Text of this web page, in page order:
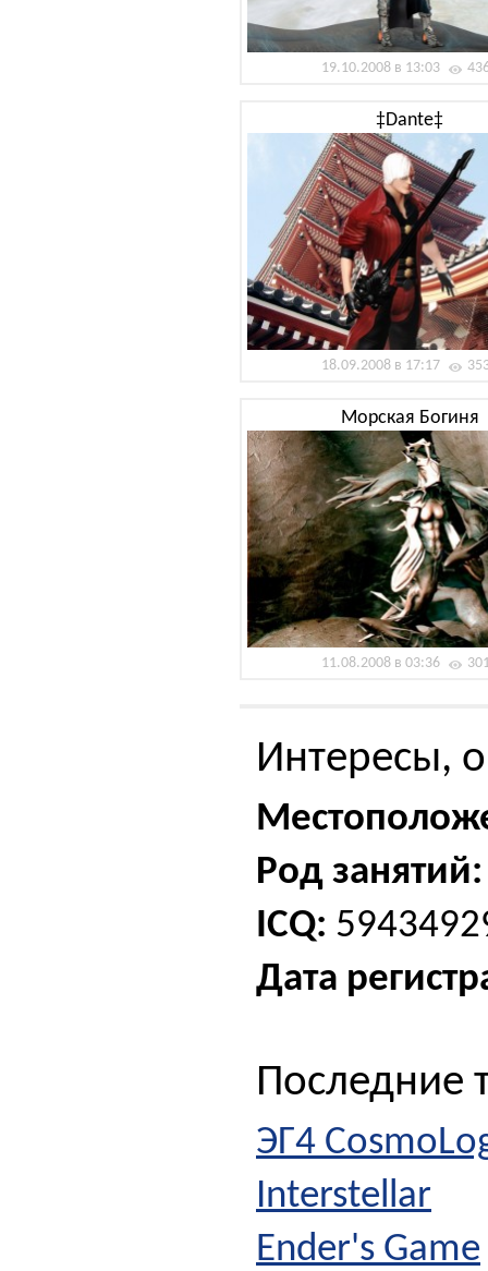
19.10.2008 в 13:03
‡Dante‡
18.09.2008 в 17:17
Морская Богиня
11.08.2008 в 03:36
Интересы,
Род занятий:
ICQ:
Дата
Последние
ЭГ4
Interstellar
Ender's Game